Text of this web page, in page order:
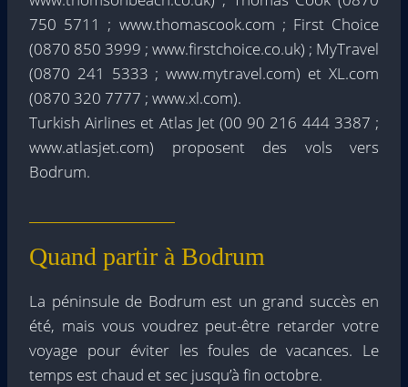
750 5711 ; www.thomascook.com ; First Choice
(0870 850 3999 ; www.firstchoice.co.uk) ; MyTravel
(0870 241 5333 ; www.mytravel.com) et XL.com
(0870 320 7777 ; www.xl.com).
Turkish Airlines et Atlas Jet (00 90 216 444 3387 ;
www.atlasjet.com) proposent des vols vers
Bodrum.
Quand partir à Bodrum
La péninsule de Bodrum est un grand succès en
été, mais vous voudrez peut-être retarder votre
voyage pour éviter les foules de vacances. Le
temps est chaud et sec jusqu’à fin octobre.